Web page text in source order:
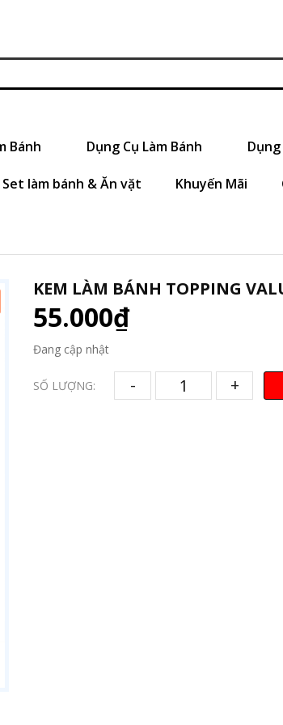
Bánh Dụng Cụ Làm Bánh
Set làm bánh & Ăn vặt Khuyến Mãi
KEM LÀM BÁNH TOPPING
55.000₫
Đang cập nhật
SỐ LƯỢNG: - +